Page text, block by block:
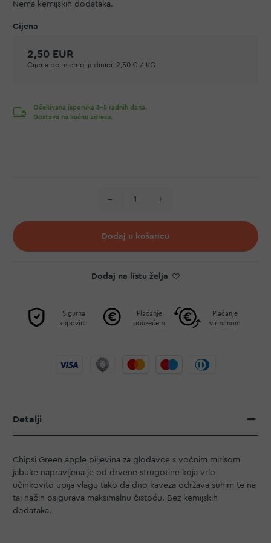
Nema kemijskih dodataka.
2,50 EUR
Cijena po mjernoj jedinici: 2,50 € / KG
Očekivana isporuka 3-5 radnih dana.
Dostava na kućnu adresu.
Dodaj u košaricu
Dodaj na listu želja
Sigurna
kupovina
Plaćanje
pouzećem
Plaćanje
virmanom
Detalji
Chipsi Green apple piljevina za glodavce s voćnim mirisom
jabuke napravljena je od drvene strugotine koja vrlo
učinkovito upija vlagu tako da dno kaveza održava suhim te na
taj način osigurava maksimalnu čistoću. Bez kemijskih
dodataka.